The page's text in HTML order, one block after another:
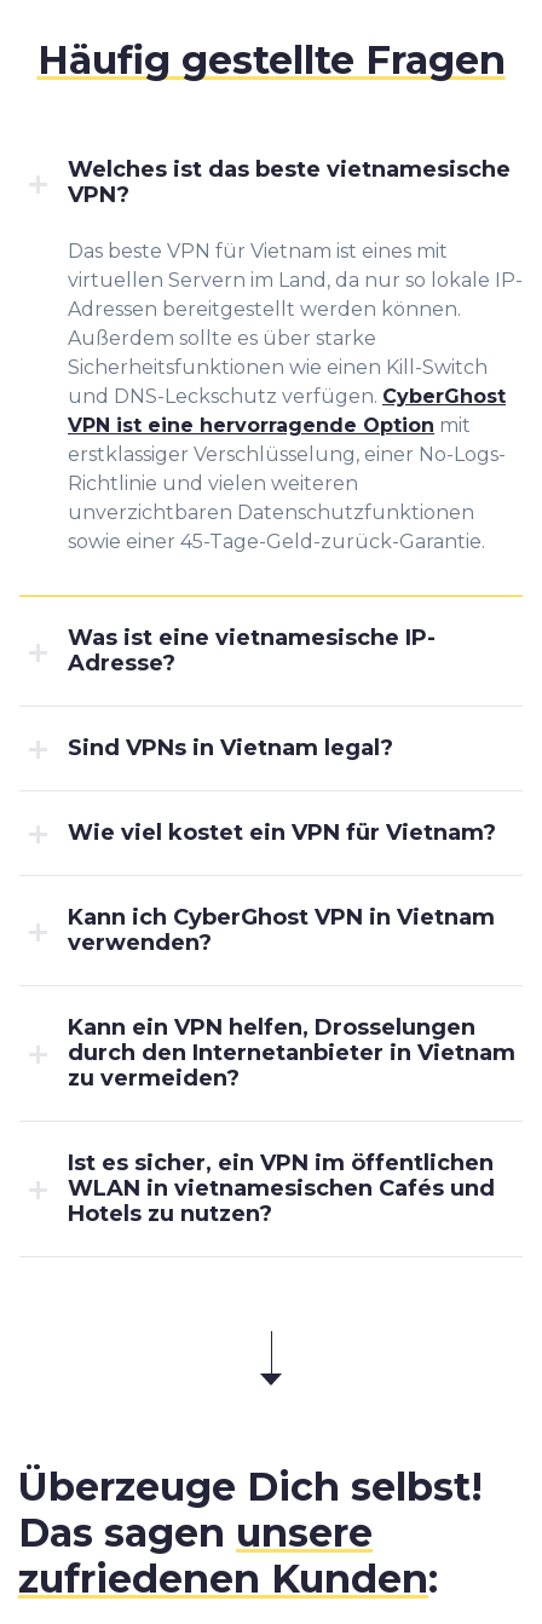
Häufig gestellte Fragen
Welches ist das beste vietnamesische
VPN?
Das beste VPN für Vietnam ist eines mit
virtuellen Servern im Land, da nur so lokale IP-
Adressen bereitgestellt werden können.
Außerdem sollte es über starke
Sicherheitsfunktionen wie einen Kill-Switch
und DNS-Leckschutz verfügen. CyberGhost
VPN ist eine hervorragende Option mit
erstklassiger Verschlüsselung, einer No-Logs-
Richtlinie und vielen weiteren
unverzichtbaren Datenschutzfunktionen
sowie einer 45-Tage-Geld-zurück-Garantie.
Was ist eine vietnamesische IP-
Adresse?
Sind VPNs in Vietnam legal?
Wie viel kostet ein VPN für Vietnam?
Kann ich CyberGhost VPN in Vietnam
verwenden?
Kann ein VPN helfen, Drosselungen
durch den Internetanbieter in Vietnam
zu vermeiden?
Ist es sicher, ein VPN im öffentlichen
WLAN in vietnamesischen Cafés und
Hotels zu nutzen?
Überzeuge Dich selbst!
Das sagen unsere
zufriedenen Kunden: